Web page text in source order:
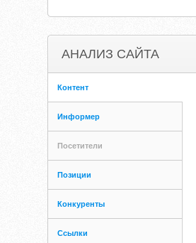
АНАЛИЗ САЙТА
Контент
Информер
Посетители
Позиции
Конкуренты
Ссылки